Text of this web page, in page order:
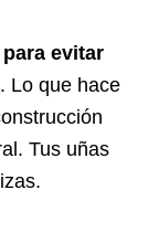
evitar
. Lo que hace
Tus uñas